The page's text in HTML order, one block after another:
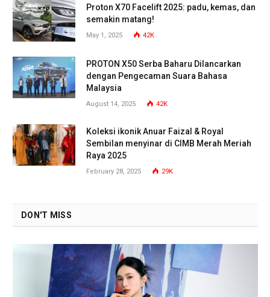
Proton X70 Facelift 2025: padu, kemas, dan
semakin matang!
May 1, 2025 42K
PROTON X50 Serba Baharu Dilancarkan
dengan Pengecaman Suara Bahasa
Malaysia
August 14, 2025 42K
Koleksi ikonik Anuar Faizal & Royal
Sembilan menyinar di CIMB Merah Meriah
Raya 2025
February 28, 2025 29K
DON'T MISS